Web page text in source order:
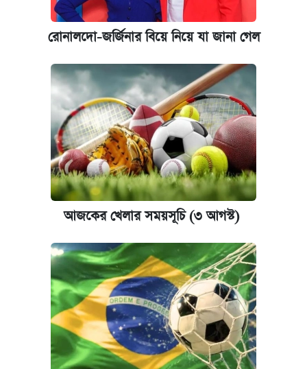
রোনালদো-জর্জিনার বিয়ে নিয়ে যা জানা গেল
আজকের খেলার সময়সূচি (৩ আগস্ট)